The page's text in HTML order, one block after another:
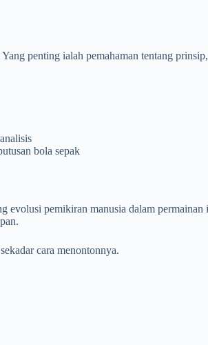
penting ialah pemahaman tentang
bola sepak
evolusi pemikiran manusia dalam
cara menontonnya.